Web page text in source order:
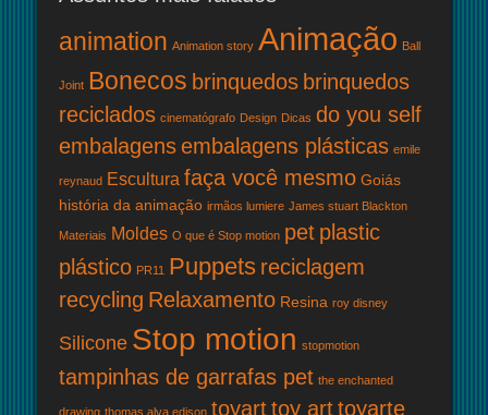
animation Animation story Animação Ball
Joint Bonecos brinquedos brinquedos
reciclados cinematógrafo Design Dicas do you self
embalagensembalagens plásticas emile
reynaud Escultura faça você mesmo Goiás
história da animação irmãos lumiere James stuart Blackton
Materiais Moldes O que é Stop motion pet plastic
plástico PR11 Puppets reciclagem
recycling Relaxamento Resina roy disney
Silicone Stop motion stopmotion
tampinhas de garrafas pet the enchanted
drawing thomas alva edison toyarttoy arttoyarte